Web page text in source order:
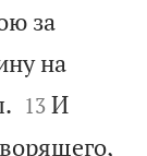
за
на


13 И